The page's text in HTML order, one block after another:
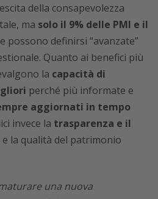
della consapevolezza
ma solo il 9% delle PMI e il
possono definirsi “avanzate”
Quanto ai benefici più
la capacità di
perché più informate e
aggiornati in tempo
invece la trasparenza e il
e la qualità del patrimonio
una nuova